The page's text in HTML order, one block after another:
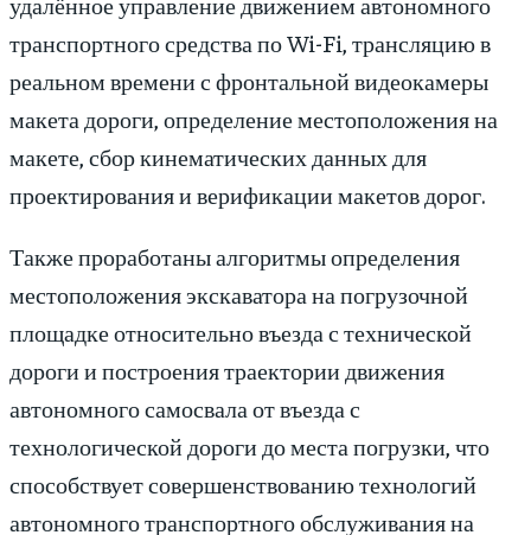
транспортного средства по Wi-Fi, трансляцию в
реальном времени с фронтальной видеокамеры
макета дороги, определение местоположения на
макете, сбор кинематических данных для
проектирования и верификации макетов дорог.
Также проработаны алгоритмы определения
местоположения экскаватора на погрузочной
площадке относительно въезда с технической
дороги и построения траектории движения
автономного самосвала от въезда с
технологической дороги до места погрузки, что
способствует совершенствованию технологий
автономного транспортного обслуживания на